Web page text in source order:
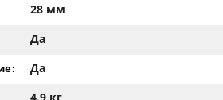
28 мм
Да
Да